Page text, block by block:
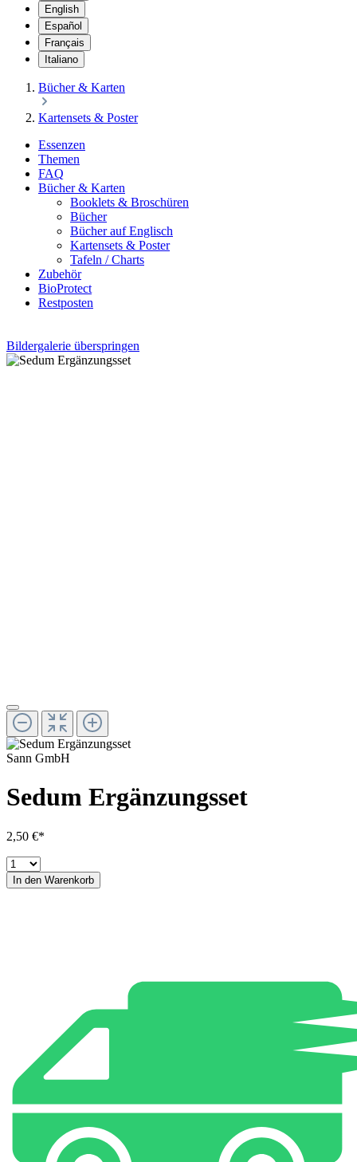
English
Español
Français
Italiano
Bücher & Karten
Kartensets & Poster
Essenzen
Themen
FAQ
Bücher & Karten
Booklets & Broschüren
Bücher
Bücher auf Englisch
Kartensets & Poster
Tafeln / Charts
Zubehör
BioProtect
Restposten
Bildergalerie überspringen
Sann GmbH
Sedum Ergänzungsset
2,50 €*
In den Warenkorb